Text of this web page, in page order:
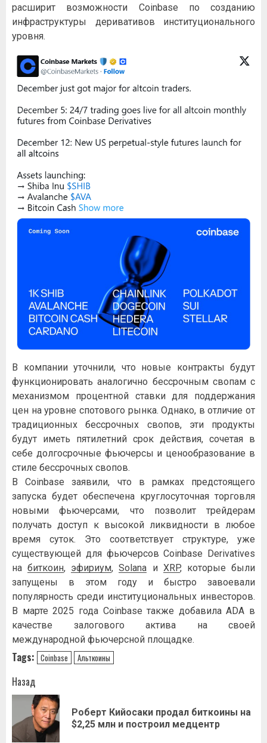
расширит возможности Coinbase по созданию
инфраструктуры деривативов институционального
уровня.
В компании уточнили, что новые контракты будут
функционировать аналогично бессрочным свопам с
механизмом процентной ставки для поддержания
цен на уровне спотового рынка. Однако, в отличие от
традиционных бессрочных свопов, эти продукты
будут иметь пятилетний срок действия, сочетая в
себе долгосрочные фьючерсы и ценообразование в
стиле бессрочных свопов.
В Coinbase заявили, что в рамках предстоящего
запуска будет обеспечена круглосуточная торговля
новыми фьючерсами, что позволит трейдерам
получать доступ к высокой ликвидности в любое
время суток. Это соответствует структуре, уже
существующей для фьючерсов Coinbase Derivatives
набиткоин, эфириум,Solana и XRP, которые были
запущены в этом году и быстро завоевали
популярность среди институциональных инвесторов.
В марте 2025 года Coinbase также добавила ADA в
качестве залогового актива на своей
международной фьючерсной площадке.
Tags: Coinbase Альткоины
Навигация
записи
Назад
Роберт Кийосаки продал биткоины на
$2,25 млн и построил медцентр